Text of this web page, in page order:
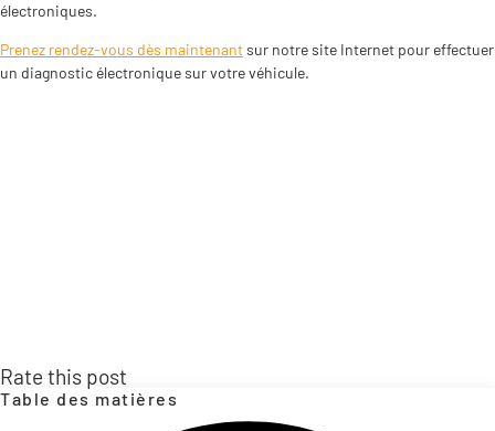
électroniques.
Prenez rendez-vous dès maintenantsur notre site Internet pour effectuer
un diagnostic électronique sur votre véhicule.
Rate this post
Table des matières